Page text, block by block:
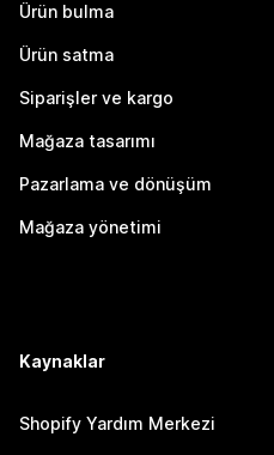
Ürün bulma
Ürün satma
Siparişler ve kargo
Mağaza tasarımı
Pazarlama ve dönüşüm
Mağaza yönetimi
Kaynaklar
Shopify Yardım Merkezi